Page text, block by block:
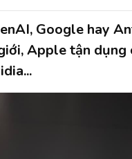
Google hay
Apple tận dụng